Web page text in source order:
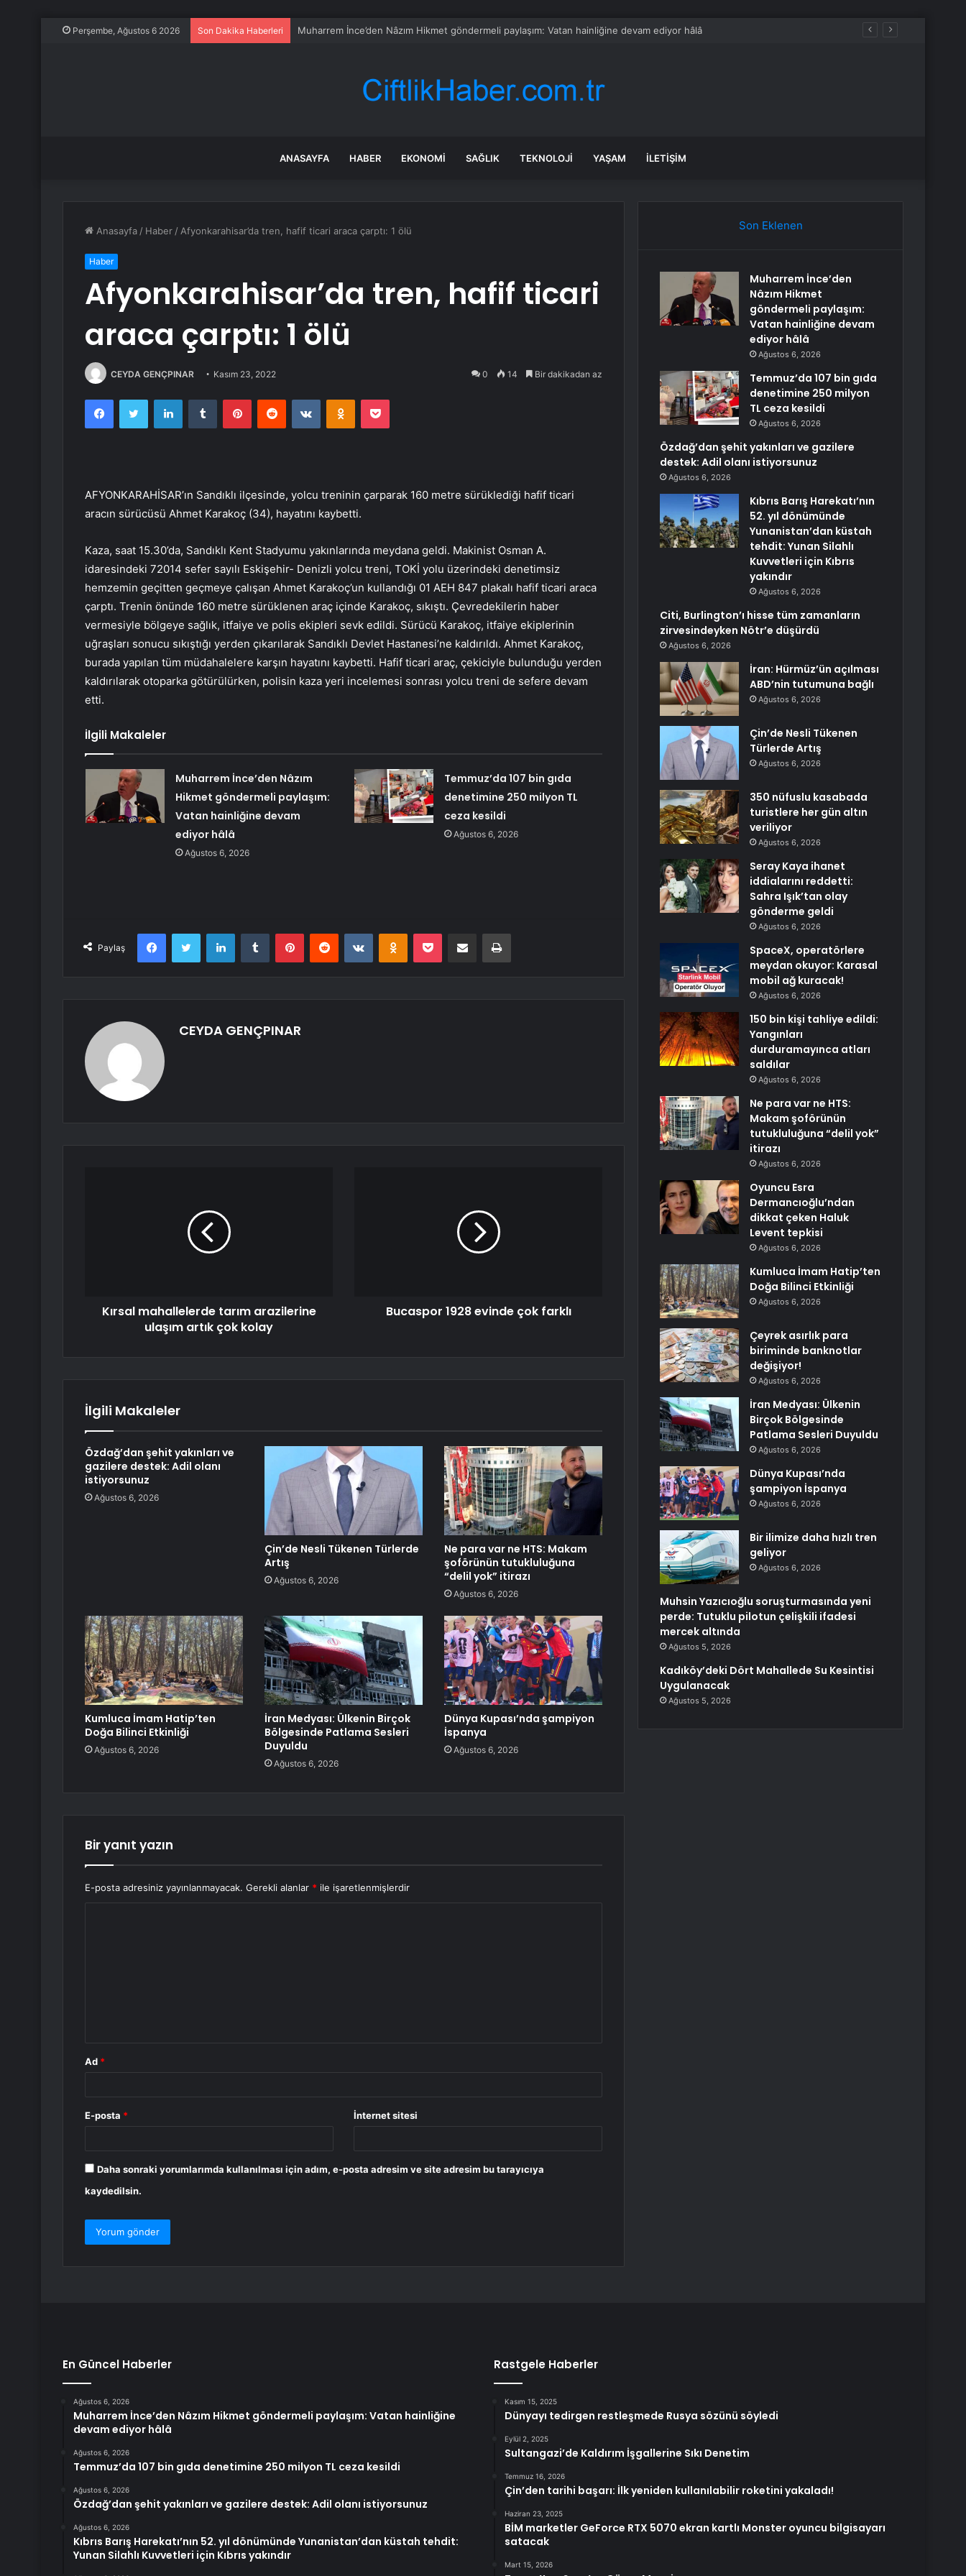
Perşembe, Ağustos 6 2026 Son Dakika Haberleri Temmuz’da 107 bin gıda denetimine 250 milyon TL ceza kesildi
ANASAYFA HABER EKONOMI SAĞLIK TEKNOLOJI YAŞAM İLETIŞIM
Anasayfa / Haber / Afyonkarahisar’da tren, hafif ticari araca çarptı: 1 ölü
Haber
Afyonkarahisar’da tren, hafif ticari
araca çarptı: 1 ölü
CEYDA GENÇPINAR Kasım 23, 2022 0 14 Bir dakikadan az
FacebookTwitter LinkedInTumblr PinterestReddit VKontakteOdnoklassniki
Pocket
AFYONKARAHİSAR’ın Sandıklı ilçesinde, yolcu treninin çarparak 160 metre sürüklediği hafif ticari
aracın sürücüsü Ahmet Karakoç (34), hayatını kaybetti.
Kaza, saat 15.30’da, Sandıklı Kent Stadyumu yakınlarında meydana geldi. Makinist Osman A.
idaresindeki 72014 sefer sayılı Eskişehir- Denizli yolcu treni, TOKİ yolu üzerindeki denetimsiz
hemzemin geçitten geçmeye çalışan Ahmet Karakoç’un kullandığı 01 AEH 847 plakalı hafif ticari araca
çarptı. Trenin önünde 160 metre sürüklenen araç içinde Karakoç, sıkıştı. Çevredekilerin haber
vermesiyle bölgeye sağlık, itfaiye ve polis ekipleri sevk edildi. Sürücü Karakoç, itfaiye ekiplerinin
uğraşları sonucu sıkıştığı yerden çıkarılarak Sandıklı Devlet Hastanesi’ne kaldırıldı. Ahmet Karakoç,
burada yapılan tüm müdahalelere karşın hayatını kaybetti. Hafif ticari araç, çekiciyle bulunduğu yerden
kaldırılarak otoparka götürülürken, polisin kaza yeri incelemesi sonrası yolcu treni de sefere devam
etti.
İlgili Makaleler
Muharrem İnce’den Nâzım
Hikmet göndermeli paylaşım:
Vatan hainliğine devam
ediyor hâlâ
Ağustos 6, 2026
Temmuz’da 107 bin gıda
denetimine 250 milyon TL
ceza kesildi
Ağustos 6, 2026
Paylaş
FacebookTwitter LinkedInTumblr PinterestReddit VKontakteOdnoklassniki
Pocket E-Posta ile paylaş Yazdır
CEYDA GENÇPINAR
Kırsal mahallelerde tarım arazilerine
ulaşım artık çok kolay
Bucaspor 1928 evinde çok farklı
İlgili Makaleler
Özdağ’dan şehit yakınları ve
gazilere destek: Adil olanı
istiyorsunuz
Ağustos 6, 2026
Çin’de Nesli Tükenen Türlerde
Artış
Ağustos 6, 2026
Ne para var ne HTS: Makam
şoförünün tutukluluğuna
“delil yok” itirazı
Ağustos 6, 2026
Kumluca İmam Hatip’ten
Doğa Bilinci Etkinliği
Ağustos 6, 2026
İran Medyası: Ülkenin Birçok
Bölgesinde Patlama Sesleri
Duyuldu
Ağustos 6, 2026
Dünya Kupası’nda şampiyon
İspanya
Ağustos 6, 2026
Bir yanıt yazın
E-posta adresiniz yayınlanmayacak. Gerekli alanlar * ile işaretlenmişlerdir
Ad *
E-posta * İnternet sitesi
Daha sonraki yorumlarımda kullanılması için adım, e-posta adresim ve site adresim bu tarayıcıya
kaydedilsin.
Son Eklenen
Muharrem İnce’den
Nâzım Hikmet
göndermeli paylaşım:
Vatan hainliğine devam
ediyor hâlâ
Ağustos 6, 2026
Temmuz’da 107 bin gıda
denetimine 250 milyon
TL ceza kesildi
Ağustos 6, 2026
Özdağ’dan şehit yakınları ve gazilere
destek: Adil olanı istiyorsunuz
Ağustos 6, 2026
Kıbrıs Barış Harekatı’nın
52. yıl dönümünde
Yunanistan’dan küstah
tehdit: Yunan Silahlı
Kuvvetleri için Kıbrıs
yakındır
Ağustos 6, 2026
Citi, Burlington’ı hisse tüm zamanların
zirvesindeyken Nötr’e düşürdü
Ağustos 6, 2026
İran: Hürmüz’ün açılması
ABD’nin tutumuna bağlı
Ağustos 6, 2026
Çin’de Nesli Tükenen
Türlerde Artış
Ağustos 6, 2026
350 nüfuslu kasabada
turistlere her gün altın
veriliyor
Ağustos 6, 2026
Seray Kaya ihanet
iddialarını reddetti:
Sahra Işık’tan olay
gönderme geldi
Ağustos 6, 2026
SpaceX, operatörlere
meydan okuyor: Karasal
mobil ağ kuracak!
Ağustos 6, 2026
150 bin kişi tahliye edildi:
Yangınları
durduramayınca atları
saldılar
Ağustos 6, 2026
Ne para var ne HTS:
Makam şoförünün
tutukluluğuna “delil yok”
itirazı
Ağustos 6, 2026
Oyuncu Esra
Dermancıoğlu’ndan
dikkat çeken Haluk
Levent tepkisi
Ağustos 6, 2026
Kumluca İmam Hatip’ten
Doğa Bilinci Etkinliği
Ağustos 6, 2026
Çeyrek asırlık para
biriminde banknotlar
değişiyor!
Ağustos 6, 2026
İran Medyası: Ülkenin
Birçok Bölgesinde
Patlama Sesleri Duyuldu
Ağustos 6, 2026
Dünya Kupası’nda
şampiyon İspanya
Ağustos 6, 2026
Bir ilimize daha hızlı tren
geliyor
Ağustos 6, 2026
Muhsin Yazıcıoğlu soruşturmasında yeni
perde: Tutuklu pilotun çelişkili ifadesi
mercek altında
Ağustos 5, 2026
Kadıköy’deki Dört Mahallede Su Kesintisi
Uygulanacak
Ağustos 5, 2026
En Güncel Haberler
Ağustos 6, 2026
Muharrem İnce’den Nâzım Hikmet göndermeli paylaşım: Vatan hainliğine
devam ediyor hâlâ
Ağustos 6, 2026
Temmuz’da 107 bin gıda denetimine 250 milyon TL ceza kesildi
Ağustos 6, 2026
Özdağ’dan şehit yakınları ve gazilere destek: Adil olanı istiyorsunuz
Ağustos 6, 2026
Kıbrıs Barış Harekatı’nın 52. yıl dönümünde Yunanistan’dan küstah tehdit:
Yunan Silahlı Kuvvetleri için Kıbrıs yakındır
Rastgele Haberler
Kasım 15, 2025
Dünyayı tedirgen restleşmede Rusya sözünü söyledi
Eylül 2, 2025
Sultangazi’de Kaldırım İşgallerine Sıkı Denetim
Temmuz 16, 2026
Çin’den tarihi başarı: İlk yeniden kullanılabilir roketini yakaladı!
Haziran 23, 2025
BİM marketler GeForce RTX 5070 ekran kartlı Monster oyuncu bilgisayarı
satacak
Mart 15, 2026